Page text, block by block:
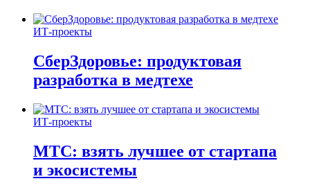
ИТ-проекты
СберЗдоровье: продуктовая
разработка в медтехе
ИТ-проекты
МТС: взять лучшее от стартапа
и экосистемы